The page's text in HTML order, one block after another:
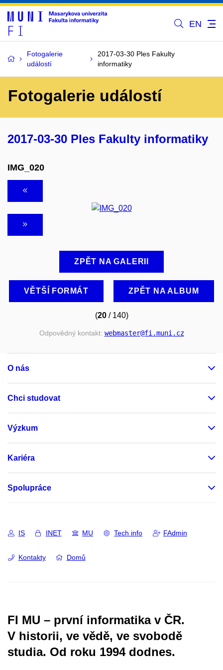
EN
Fotogalerie
událostí
2017-03-30 Ples Fakulty
informatiky
Fotogalerie událostí
2017-03-30 Ples Fakulty informatiky
IMG_020
ZPĚT NA GALERII
VĚTŠÍ FORMÁT ZPĚT NA ALBUM
(20/ 140)
Odpovědný kontakt: webmaster@fi.muni.cz
O nás
Chci studovat
Výzkum
Kariéra
Spolupráce
IS INET MU Tech info FAdmin
Kontakty Domů
FI MU – první informatika v ČR.
V historii, ve vědě, ve svobodě
studia. Od roku 1994 dodnes.